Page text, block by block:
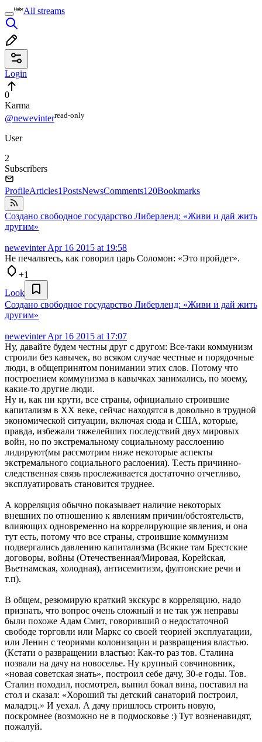
All streams
Login
0
Karma
@newevinterread⁠-⁠only
User
2
Subscribers
ProfileArticles1PostsNewsComments120Bookmarks
Создано свободное государство Либерленд: «Живи и дай жить
другим»
newevinterApr 16 2015 at 19:58
Не печальтесь, как говорил царь Соломон: «Это пройдет».
+1
Look
Создано свободное государство Либерленд: «Живи и дай жить
другим»
newevinterApr 16 2015 at 17:07
Ну, давайте будем честны друг с другом: Все-таки коммунизм
строили без кавычек, во всяком случае честные и порядочные
люди, в общепринятом понимании этих слов. Потому что
построением коммунизма в кавычках занимались, по моему,
какие-то другие люди.
Ну и, как ни крути, все страны, официально строившие
капитализм в ХХ веке, сейчас находятся в довольно в трудной
экономической ситуации, включая сюда и США, которые,
правда, избежали тяжелейших последствий двух мировых
войн, но по экстремальному социальному расслоению
лидируют(мы рассмотрим ниже некоторые аспекты
экстремального социального раслоения). Т.есть причинно-
следственная связь прослеживается достаточно отчетливо,
эксплуатировать становится труднее.
А корреляция обычно показывает наличие некоторых
внешних по отношению к явлениям причин/обстоятельств,
влияющих одновременно на коррелирующие явления, и она
тут есть, потому что все страны, строившие коммунизм
подвергались давлению капитализма (Всякие там Брестские
договоры, войны (Отечественная/Мировая, Корейская,
Вьетнамская, холодная), антисемитизм, фултонские речи и
т.п).
В общем, резюмирую краткий экскурс в корреляцию, надо
признать, что вопрос очень сложный и не так уж неправы
были похоже Адам Смит, говоривший о недостаточной
свободе торговли или Маркс со своей теорией эксплуатации,
или Ленин с теориями колонизации и развращения властью.
(Кстати о развращении властью: Как-то раз тов. Сталина
позвали на дачу на новоселье. Ну крупный совчиновник,
«новая советская знать», построил себе дачу, 30-е годы. Тов.
Сталин походил, посмотрел, выпил бокал вина, поставил на
стол и сказал: «Хороший ты детский санаторий построил,
маладэц.» И уехал. А дачу пришлось строить новую,
поскромнее (возможно не в подмосковье :) Тут возненавидят,
пожалуй.